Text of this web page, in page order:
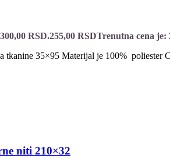
RSD.255,00 RSDTrenutna cena je:
tkanine 35×95 Materijal je 100% poliester
niti 210×32